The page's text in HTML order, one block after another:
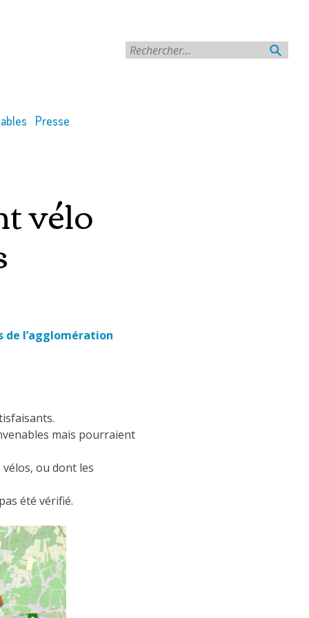
Presse
vélo
de l’agglomération
mais pourraient
ou dont les
été vérifié.